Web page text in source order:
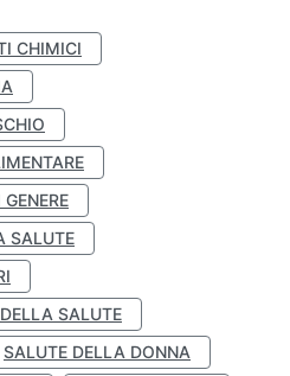
CHIMICI
SALUTE
SALUTE
SALUTE DELLA DONNA